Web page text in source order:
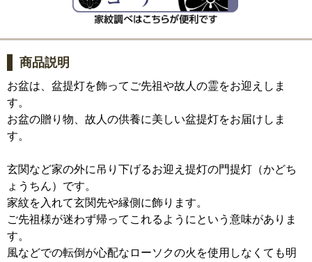
商品説明
お盆は、盆提灯を飾ってご先祖や故人の霊をお迎えしま
す。
お盆の贈り物、故人の供養に美しい盆提灯をお届けしま
す。
玄関など家の外に吊り下げるお迎え提灯の門提灯（かどち
ょうちん）です。
家紋を入れて玄関先や縁側に飾ります。
ご先祖様が迷わず帰ってこれるようにという意味がありま
す。
風などでの転倒が心配なローソクの火を使用しなくても明